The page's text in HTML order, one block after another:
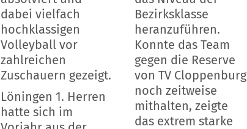
dabei vielfach
hochklassigen
Volleyball vor
zahlreichen
Zuschauern gezeigt.
Löningen 1. Herren
hatte sich im
Bezirksklasse
heranzuführen.
Konnte das Team
gegen die Reserve
von TV Cloppenburg
noch zeitweise
mithalten, zeigte
das extrem starke